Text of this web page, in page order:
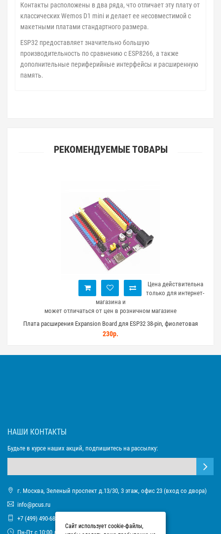
Контакты расположены в два ряда, что отличает эту плату от
классических Wemos D1 mini и делает ее несовместимой с
макетными платами стандартного размера.
ESP32 предоставляет значительно большую
производительность по сравнению с ESP8266, а также
дополнительные периферийные интерфейсы и расширенную
память.
РЕКОМЕНДУЕМЫЕ ТОВАРЫ
Цена действительна
только для интернет-
магазина и
может отличаться от цен в розничном магазине
Плата расширения Expansion Board для ESP32 38-pin, фиолетовая
230р.
НАШИ КОНТАКТЫ
Будьте в курсе наших акций, подпишитесь на рассылку:
г. Москва, Зеленый проспект д.13/30, 3 этаж, офис 23 (вход со двора)
info@pcus.ru
+7 (499) 490-68-93
Пн-Пт с 10:00 до 17:00
Сайт использует cookie-файлы,